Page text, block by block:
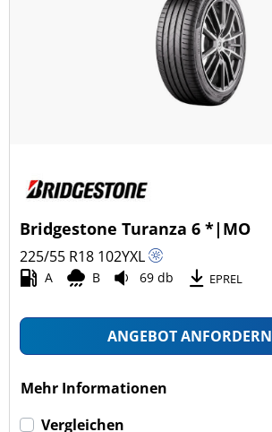
Bridgestone Turanza 6 *|MO
225/55 R18 102YXL
A B 69 db EPREL
ANGEBOT ANFORDERN
Mehr Informationen
Vergleichen